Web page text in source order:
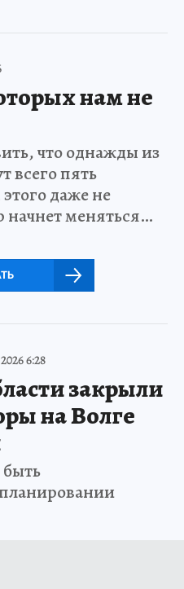
нам не
что однажды из
всего пять
даже не
начнет меняться…
6:28
закрыли
на Волге